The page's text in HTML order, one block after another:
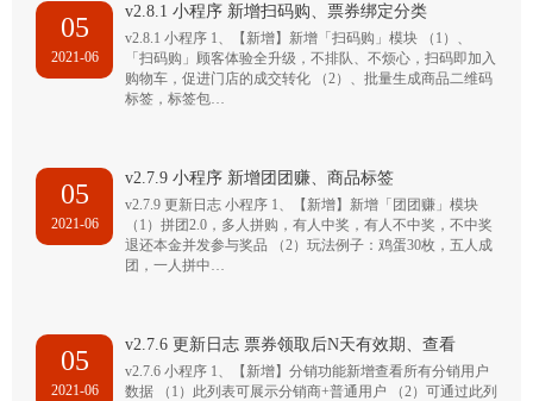
05
2021-06
v2.8.1 小程序 新增扫码购、票券绑定分类
v2.8.1 小程序 1、【新增】新增「扫码购」模块 （1）、
「扫码购」顾客体验全升级，不排队、不烦心，扫码即加入
购物车，促进门店的成交转化 （2）、批量生成商品二维码
标签，标签包…
05
2021-06
v2.7.9 小程序 新增团团赚、商品标签
v2.7.9 更新日志 小程序 1、【新增】新增「团团赚」模块
（1）拼团2.0，多人拼购，有人中奖，有人不中奖，不中奖
退还本金并发参与奖品 （2）玩法例子：鸡蛋30枚，五人成
团，一人拼中…
05
2021-06
v2.7.6 更新日志 票券领取后N天有效期、查看
v2.7.6 小程序 1、【新增】分销功能新增查看所有分销用户
数据 （1）此列表可展示分销商+普通用户 （2）可通过此列